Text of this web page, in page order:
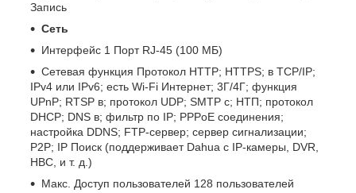
Запись
Сеть
Интерфейс 1 Порт RJ-45 (100 МБ)
Сетевая функция Протокол HTTP; HTTPS; в ТСР/IP;
IPv4 или IPv6; есть Wi-Fi Интернет; 3Г/4Г; функция
UPnP; RTSP в; протокол UDP; SMTP с; НТП; протокол
DHCP; DNS в; фильтр по IP; PPPoE соединения;
настройка DDNS; FTP-сервер; сервер сигнализации;
Р2Р; IP Поиск (поддерживает Dahua с IP-камеры, DVR,
НВС, и т. д.)
Макс. Доступ пользователей 128 пользователей